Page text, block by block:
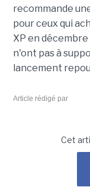
recommande
pour ceux qui
XP en
n'ont pas à
lancement
Article rédigé par
Cet